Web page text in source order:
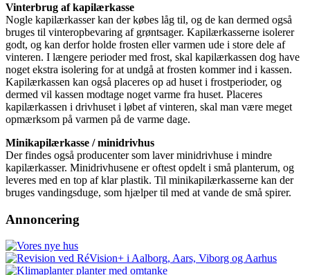
Vinterbrug af kapilærkasse
Nogle kapilærkasser kan der købes låg til, og de kan dermed også
bruges til vinteropbevaring af grøntsager. Kapilærkasserne isolerer
godt, og kan derfor holde frosten eller varmen ude i store dele af
vinteren. I længere perioder med frost, skal kapilærkassen dog have
noget ekstra isolering for at undgå at frosten kommer ind i kassen.
Kapilærkassen kan også placeres op ad huset i frostperioder, og
dermed vil kassen modtage noget varme fra huset. Placeres
kapilærkassen i drivhuset i løbet af vinteren, skal man være meget
opmærksom på varmen på de varme dage.
Minikapilærkasse / minidrivhus
Der findes også producenter som laver minidrivhuse i mindre
kapilærkasser. Minidrivhusene er oftest opdelt i små planterum, og
leveres med en top af klar plastik. Til minikapilærkasserne kan der
bruges vandingsduge, som hjælper til med at vande de små spirer.
Annoncering